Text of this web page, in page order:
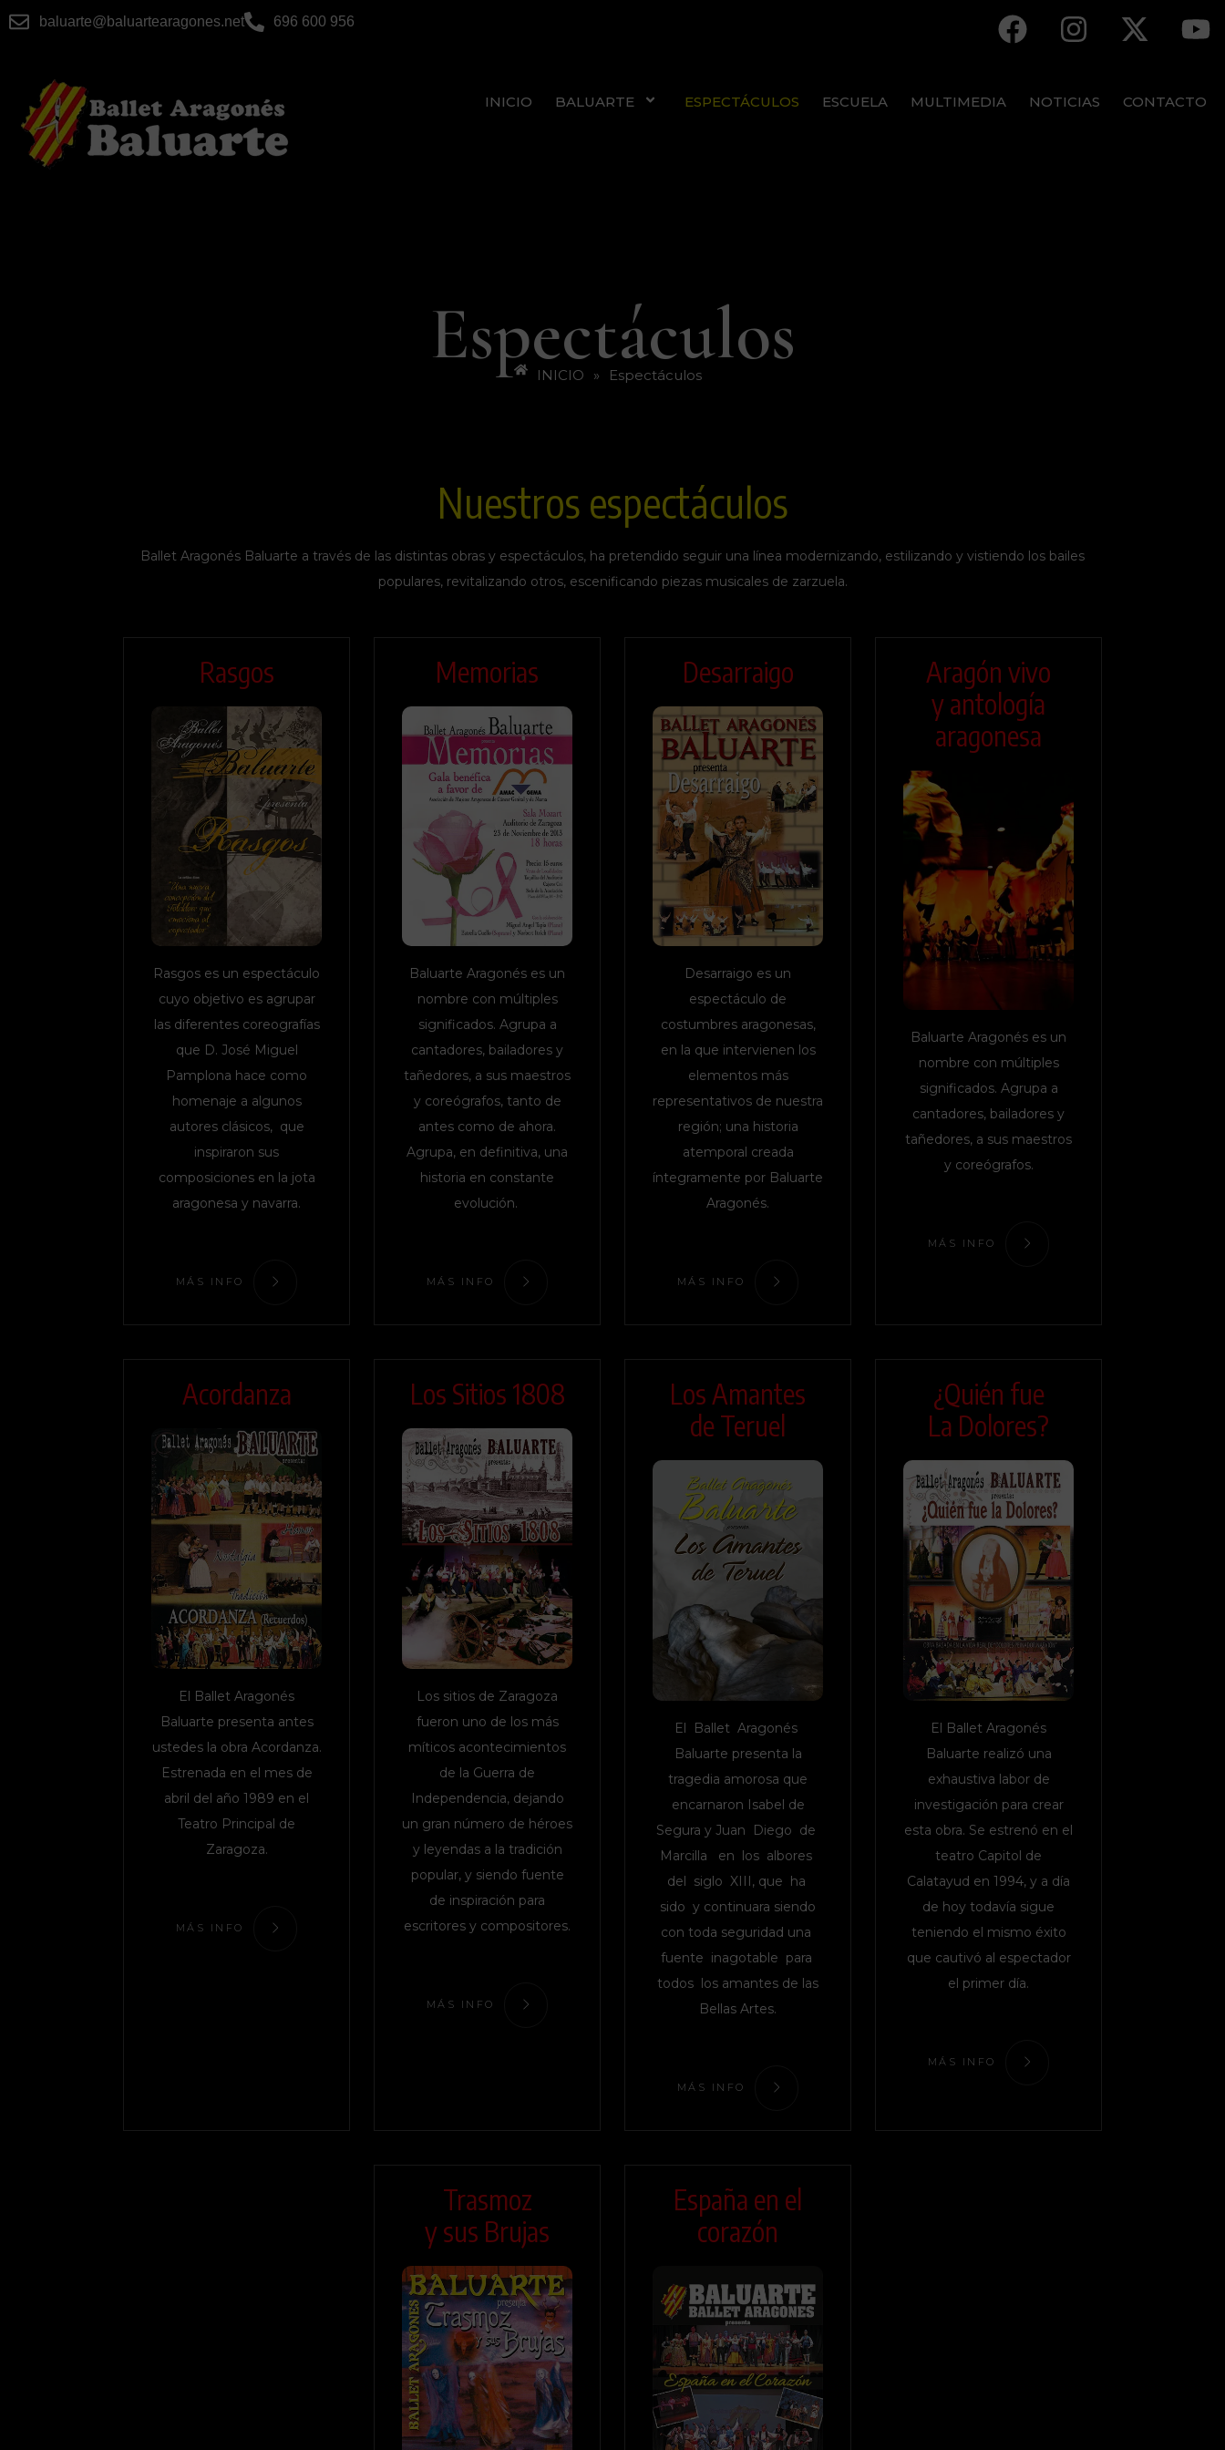
baluarte@baluartearagones.net 696 600 956
INICIO BALUARTE ESPECTÁCULOS ESCUELA MULTIMEDIA NOTICIAS CONTACTO
Espectáculos
INICIO » Espectáculos
Nuestros espectáculos
Ballet Aragonés Baluarte a través de las distintas obras y espectáculos, ha pretendido seguir una línea modernizando, estilizando y vistiendo los bailes
populares, revitalizando otros, escenificando piezas musicales de zarzuela.
Rasgos
Rasgos es un espectáculo
cuyo objetivo es agrupar
las diferentes coreografías
que D. José Miguel
Pamplona hace como
homenaje a algunos
autores clásicos, que
inspiraron sus
composiciones en la jota
aragonesa y navarra.
MÁS INFO
Memorias
Baluarte Aragonés es un
nombre con múltiples
significados. Agrupa a
cantadores, bailadores y
tañedores, a sus maestros
y coreógrafos, tanto de
antes como de ahora.
Agrupa, en definitiva, una
historia en constante
evolución.
MÁS INFO
Desarraigo
Desarraigo es un
espectáculo de
costumbres aragonesas,
en la que intervienen los
elementos más
representativos de nuestra
región; una historia
atemporal creada
íntegramente por Baluarte
Aragonés.
MÁS INFO
Aragón vivo
y antología
aragonesa
Baluarte Aragonés es un
nombre con múltiples
significados. Agrupa a
cantadores, bailadores y
tañedores, a sus maestros
y coreógrafos.
MÁS INFO
Acordanza
El Ballet Aragonés
Baluarte presenta antes
ustedes la obra Acordanza.
Estrenada en el mes de
abril del año 1989 en el
Teatro Principal de
Zaragoza.
MÁS INFO
Los Sitios 1808
Los sitios de Zaragoza
fueron uno de los más
míticos acontecimientos
de la Guerra de
Independencia, dejando
un gran número de héroes
y leyendas a la tradición
popular, y siendo fuente
de inspiración para
escritores y compositores.
MÁS INFO
Los Amantes
de Teruel
El Ballet Aragonés
Baluarte presenta la
tragedia amorosa que
encarnaron Isabel de
Segura y Juan Diego de
Marcilla en los albores
del siglo XIII, que ha
sido y continuara siendo
con toda seguridad una
fuente inagotable para
todos los amantes de las
Bellas Artes.
MÁS INFO
¿Quién fue
La Dolores?
El Ballet Aragonés
Baluarte realizó una
exhaustiva labor de
investigación para crear
esta obra. Se estrenó en el
teatro Capitol de
Calatayud en 1994, y a día
de hoy todavía sigue
teniendo el mismo éxito
que cautivó al espectador
el primer día.
MÁS INFO
Trasmoz
y sus Brujas
España en el
corazón